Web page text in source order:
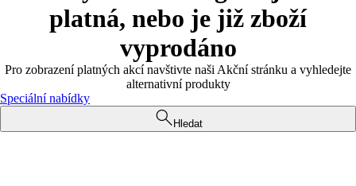
platná, nebo je již zboží
vyprodáno
Pro zobrazení platných akcí navštivte naši Akční stránku a vyhledejte
alternativní produkty
Speciální nabídky
Hledat